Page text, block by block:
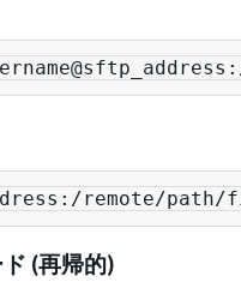
remote/
(再帰的)